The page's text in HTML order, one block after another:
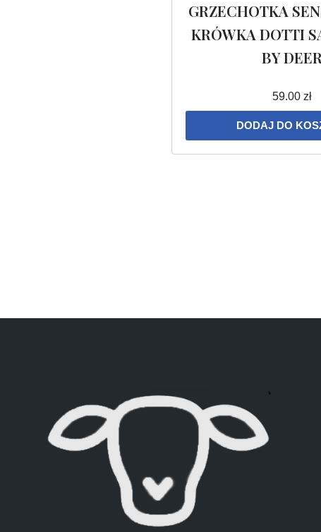
GRZECHOTKA
KRÓWKA DOTTI
BY DEER
59.00zł
DODAJ DO